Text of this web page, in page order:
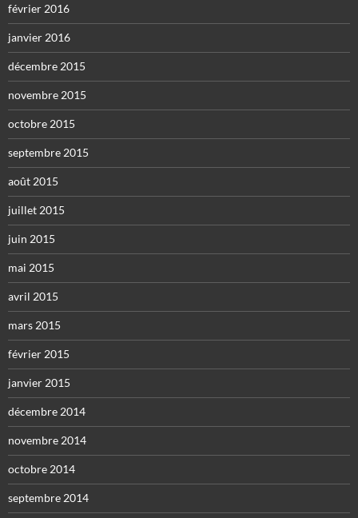
février 2016
janvier 2016
décembre 2015
novembre 2015
octobre 2015
septembre 2015
août 2015
juillet 2015
juin 2015
mai 2015
avril 2015
mars 2015
février 2015
janvier 2015
décembre 2014
novembre 2014
octobre 2014
septembre 2014